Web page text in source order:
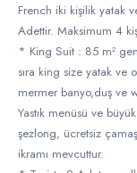
French iki kişilik yatak
Adettir. Maksimum 4
* King Suit : 85 m²
sıra king size yatak ve
mermer banyo,duş ve
Yastık menüsü ve
şezlong, ücretsiz
ikramı mevcuttur.